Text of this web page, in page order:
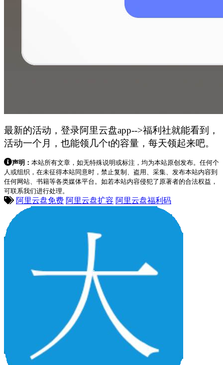
最新的活动，登录阿里云盘app-->福利社就能看到，
活动一个月，也能领几个t的容量，每天领起来吧。
声明： 本站所有文章，如无特殊说明或标注，均为本站原创发布。任何个
人或组织，在未征得本站同意时，禁止复制、盗用、采集、发布本站内容到
任何网站、书籍等各类媒体平台。如若本站内容侵犯了原著者的合法权益，
可联系我们进行处理。
阿里云盘免费 阿里云盘扩容 阿里云盘福利码